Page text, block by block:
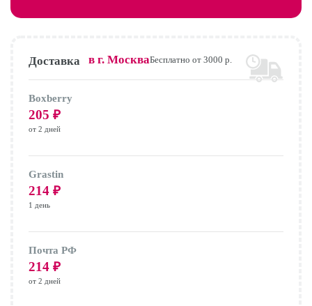
Доставка в г. МоскваБесплатно от 3000 р.
Boxberry
205 ₽
от 2 дней
Grastin
214 ₽
1 день
Почта РФ
214 ₽
от 2 дней